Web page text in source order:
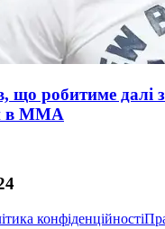
що робитиме далі
в ММА
конфіденційності